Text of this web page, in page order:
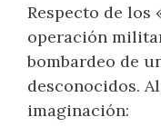
Respecto de los
operación
bombardeo de
desconocidos.
imaginación: